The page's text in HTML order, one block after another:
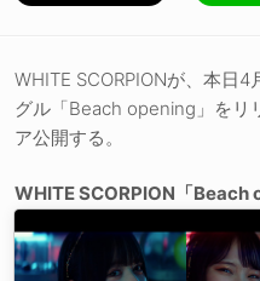
WHITE SCORPIONが、本日
グル「Beach opening」をリ
ア公開する。
WHITE SCORPION「Beach